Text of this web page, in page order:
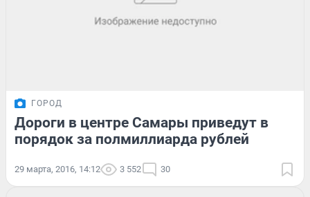
ГОРОД
Дороги в центре Самары приведут в
порядок за полмиллиарда рублей
29 марта, 2016, 14:12 3 552 30